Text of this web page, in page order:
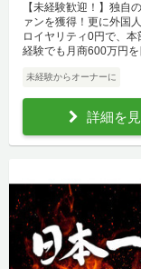
【未経験歓迎！】独自
ァンを獲得！更に外国
ロイヤリティ0円で、
経験でも月商600万円を
未経験からオーナーに
詳細を